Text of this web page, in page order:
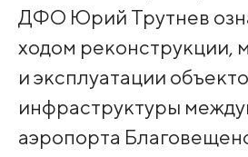
ДФО Юрий Трутнев
ходом реконструкции,
и эксплуатации
инфраструктуры
аэропорта